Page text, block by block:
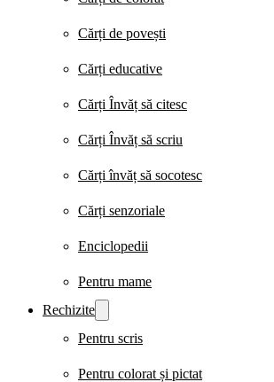
Cărți de povești
Cărți educative
Cărți Învăț să citesc
Cărți Învăț să scriu
Cărți învăț să socotesc
Cărți senzoriale
Enciclopedii
Pentru mame
Rechizite
Pentru scris
Pentru colorat și pictat